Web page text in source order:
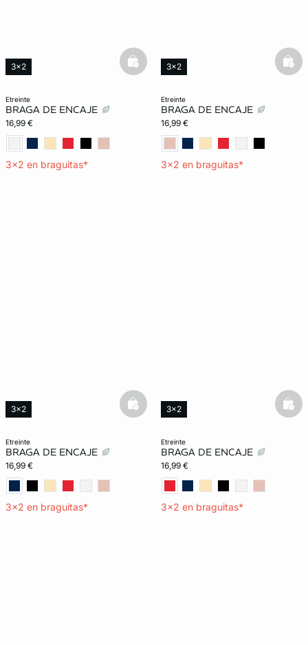
etreinte
BRAGA DE ENCAJE
16,99 €
3x2 en braguitas*
3x2 basketfull
etreinte
BRAGA DE ENCAJE
16,99 €
3x2 en braguitas*
3x2
etreinte
BRAGA DE ENCAJE
16,99 €
3x2 en braguitas*
3x2 basketfull
etreinte
BRAGA DE ENCAJE
16,99 €
3x2 en braguitas*
3x2